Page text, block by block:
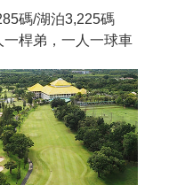
碼/湖泊3,225碼
桿弟，一人一球車